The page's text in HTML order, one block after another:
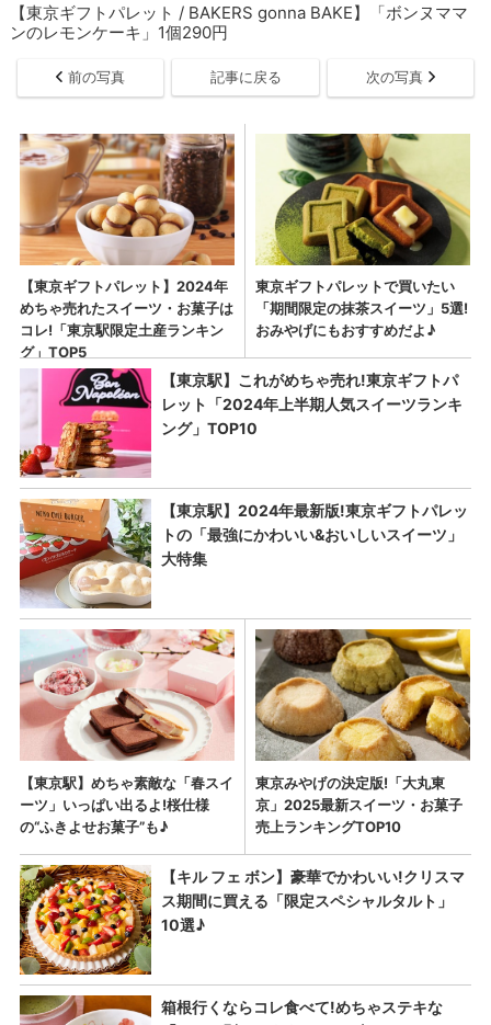
【東京ギフトパレット / BAKERS gonna BAKE】「ボンヌママ
ンのレモンケーキ」1個290円
前の写真 記事に戻る 次の写真